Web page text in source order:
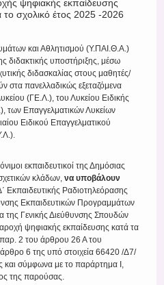
ψηφιακής εκπαίδευσης
το σχολικό έτος 2025 -2026
και Αθλητισμού (Υ.ΠΑΙ.Θ.Α.)
διδακτικής υποστήριξης, μέσω
διδασκαλίας στους μαθητές/
στα πανελλαδικώς εξεταζόμενα
(ΓΕ.Λ.), του Λυκείου Ειδικής
των Επαγγελματικών Λυκείων
Ειδικού Επαγγελματικού
εκπαιδευτικοί της Δημόσιας
κλάδων,να υποβάλουν
Εκπαιδευτικής Ραδιοτηλεόρασης
Εκπαιδευτικών Προγραμμάτων
της Γενικής Διεύθυνσης Σπουδών
ψηφιακής εκπαίδευσης κατά τα
παρ. 2 του άρθρου 26 Α του
6 της υπό στοιχεία 66420 /Δ7/
σύμφωνα με το παράρτημα I,
της παρούσας.